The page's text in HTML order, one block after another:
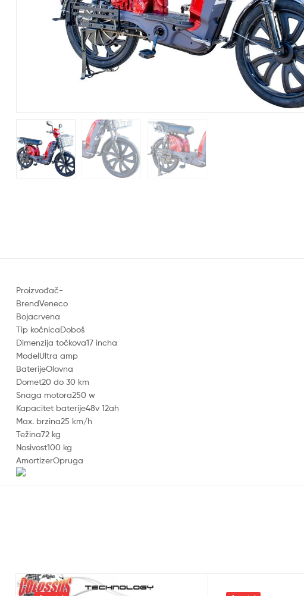
Proizvođač-
BrendVeneco
Bojacrvena
Tip kočnicaDoboš
Dimenzija točkova17 incha
ModelUltra amp
BaterijeOlovna
Domet20 do 30 km
Snaga motora250 w
Kapacitet baterije48v 12ah
Max. brzina25 km/h
Težina72 kg
Nosivost100 kg
AmortizerOpruga